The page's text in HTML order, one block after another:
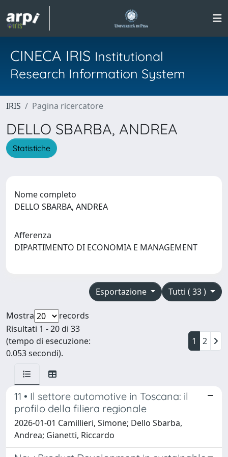
CINECA IRIS Institutional
Research Information System
IRIS Pagina ricercatore
DELLO SBARBA, ANDREA
Statistiche
Nome completo
DELLO SBARBA, ANDREA
Afferenza
DIPARTIMENTO DI ECONOMIA E MANAGEMENT
Tutti ( 33 )
Esportazione
Mostra
records
Risultati 1 - 20 di 33
(tempo di esecuzione:
0.053 secondi).
1 2
11 • Il settore automotive in Toscana: il
profilo della filiera regionale
2026-01-01 Camillieri, Simone; Dello Sbarba,
Andrea; Gianetti, Riccardo